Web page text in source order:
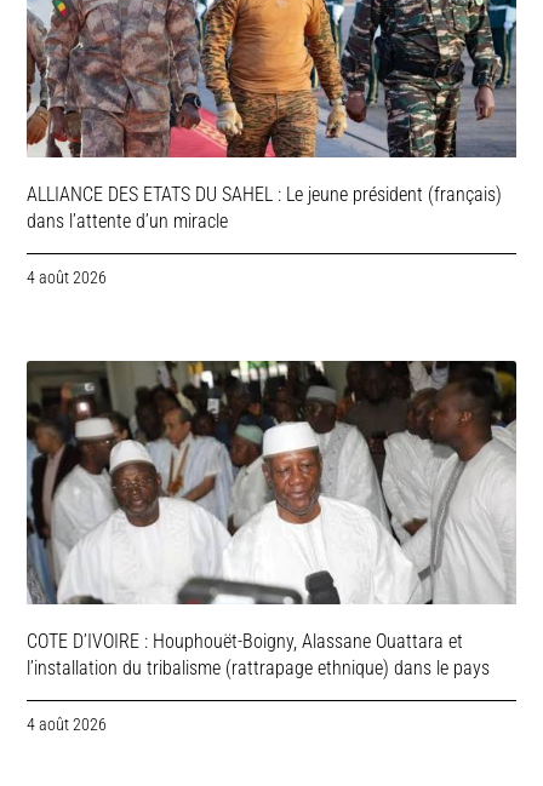
ALLIANCE DES ETATS DU SAHEL : Le jeune président (français)
dans l’attente d’un miracle
4 août 2026
COTE D’IVOIRE : Houphouët-Boigny, Alassane Ouattara et
l’installation du tribalisme (rattrapage ethnique) dans le pays
4 août 2026